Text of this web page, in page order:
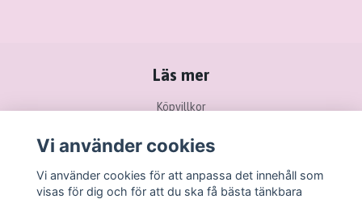
Läs mer
Köpvillkor
Ångra köp / Retur
Vi använder cookies
Vi använder cookies för att anpassa det innehåll som
visas för dig och för att du ska få bästa tänkbara